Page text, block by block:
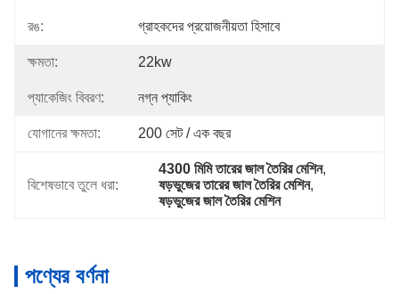
রঙ: গ্রাহকদের প্রয়োজনীয়তা হিসাবে
ক্ষমতা: 22kw
প্যাকেজিং বিবরণ: নগ্ন প্যাকিং
যোগানের ক্ষমতা: 200 সেট / এক বছর
বিশেষভাবে তুলে ধরা:
4300 মিমি তারের জাল তৈরির মেশিন,
ষড়ভুজের তারের জাল তৈরির মেশিন,
ষড়ভুজের জাল তৈরির মেশিন
পণ্যের বর্ণনা